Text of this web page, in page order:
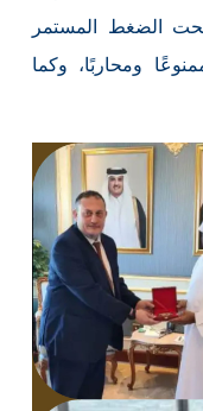
الضغط المستمر
ومحاربًا، وكما